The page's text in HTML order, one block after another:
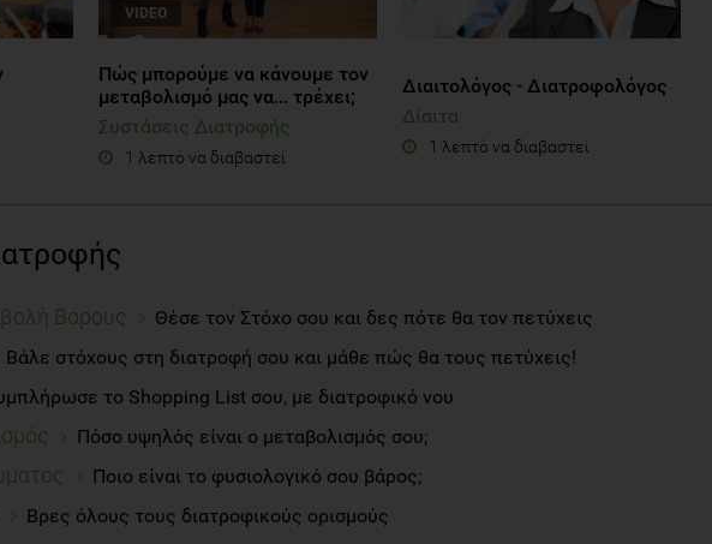
VIDEO
Πώς μπορούμε να κάνουμε τον
μεταβολισμό μας να... τρέχει;
Συστάσεις Διατροφής
1 λεπτό να διαβαστεί
Διαιτολόγος - Διατροφολόγος
Δίαιτα
1 λεπτό να διαβαστεί
Βάρους Θέσε τον Στόχο σου και δες πότε θα τον πετύχεις
Βάλε στόχους στη διατροφή σου και μάθε πώς θα τους πετύχεις!
το Shopping List σου, με διατροφικό νου
Πόσο υψηλός είναι ο μεταβολισμός σου;
Ποιο είναι το φυσιολογικό σου βάρος;
Βρες όλους τους διατροφικούς ορισμούς